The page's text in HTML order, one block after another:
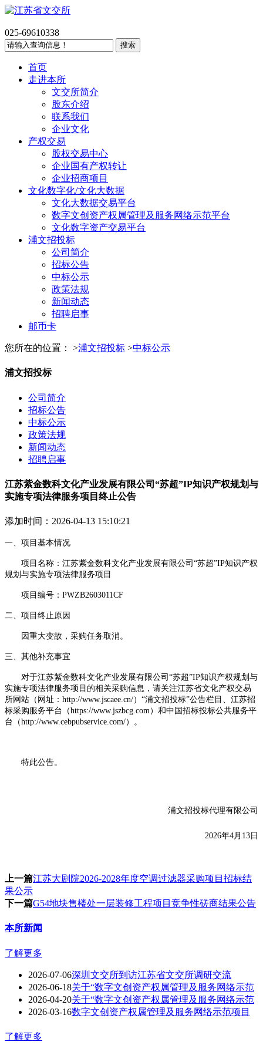
025-69610338
首页
走进本所
文交所简介
股东介绍
联系我们
企业文化
产权交易
股权交易中心
企业国有产权转让
企业招商项目
文化数字化/文化大数据
文化大数据交易平台
数字文创资产权属管理及服务网络示范平台
文化数字资产交易平台
浦文招投标
公司简介
招标公告
中标公示
政策法规
新闻动态
招聘启事
邮币卡
您所在的位置： >浦文招投标 >中标公示
浦文招投标
公司简介
招标公告
中标公示
政策法规
新闻动态
招聘启事
江苏紫金数科文化产业发展有限公司“苏超”IP知识产权规划与
实施专项法律服务项目终止公告
添加时间：2026-04-13 15:10:21
一、 项目基本情况
项目名称： 江苏紫金数科文化产业发展有限公司 “苏超”IP知识产权
规划与实施专项法律服务项目
项目编号： PWZB2603011CF
二、 项目终止原因
因重大变故，采购任务取消。
三、 其他补充事宜
对于江苏紫金数科文化产业发展有限公司 “苏超”IP知识产权规划与
实施专项法律服务项目的相关采购信息，请关注江苏省文化产权交易
所网站（网址： http://www.jscaee.cn/）“浦文招投标”公告栏目、江苏招
标采购服务平台（https://www.jszbcg.com）和中国招标投标公共服务平
台（http://www.cebpubservice.com/）。
特此公告。
浦文招投标代理有限公司
2026年4月 13 日
上一篇江苏大剧院2026-2028年度空调过滤器采购项目招标结
果公示
下一篇G54地块售楼处一层装修工程项目竞争性磋商结果公告
本所新闻
了解更多
2026-07-06深圳文交所到访江苏省文交所调研交流
2026-06-18关于“数字文创资产权属管理及服务网络示范
2026-04-20关于“数字文创资产权属管理及服务网络示范
2026-03-16数字文创资产权属管理及服务网络示范项目
了解更多